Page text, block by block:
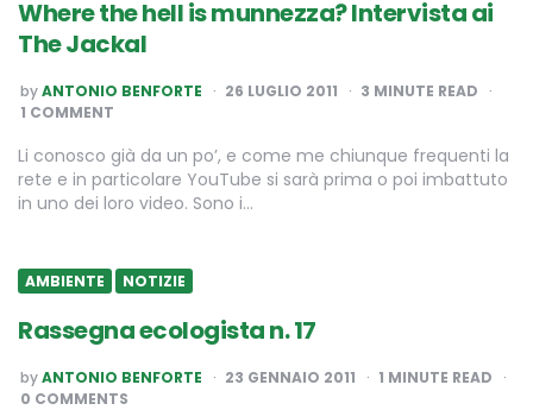
Where the hell is munnezza? Intervista ai
The Jackal
POSTED
BY
byANTONIO BENFORTE 26 LUGLIO 2011 3 MINUTE READ
1 COMMENT
Li conosco già da un po’, e come me chiunque frequenti la
rete e in particolare YouTube si sarà prima o poi imbattuto
in uno dei loro video. Sono i…
AMBIENTE NOTIZIE
Rassegna ecologista n. 17
POSTED
BY
byANTONIO BENFORTE 23 GENNAIO 2011 1 MINUTE READ
0 COMMENTS